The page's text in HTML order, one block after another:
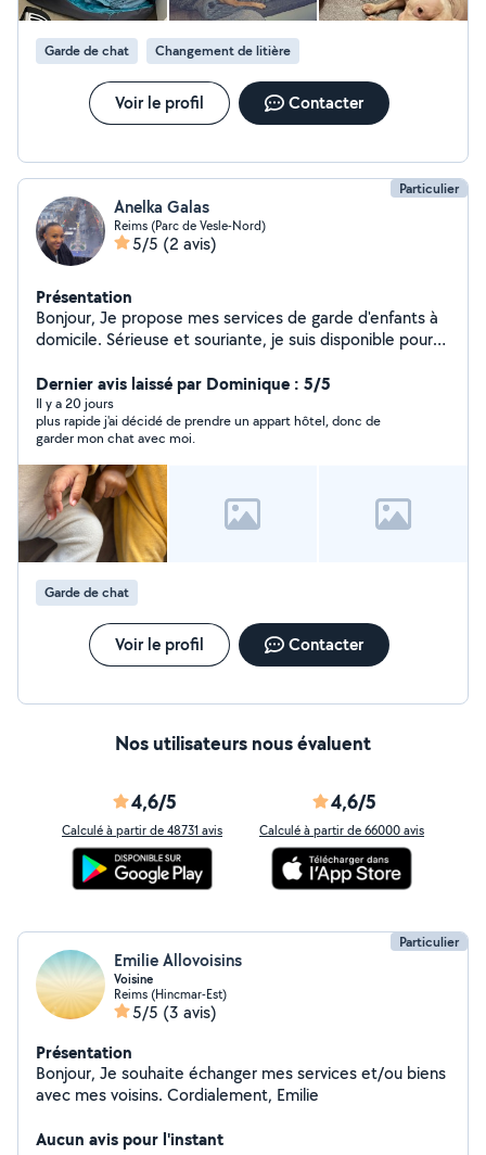
Garde de chat Changement de litière
Voir le profil Contacter
Particulier
Anelka Galas
Reims (Parc de Vesle-Nord)
5/5 (2 avis)
Présentation
Bonjour, Je propose mes services de garde d'enfants à
domicile. Sérieuse et souriante, je suis disponible pour
Auxiliaire de puériculture N'hésitez pas à me contacter
Dernier avis laissé par Dominique : 5/5
Il y a 20 jours
plus rapide j'ai décidé de prendre un appart hôtel, donc de
garder mon chat avec moi.
Garde de chat
Voir le profil Contacter
Nos utilisateurs nous évaluent
4,6/5
Calculé à partir de 48731 avis
4,6/5
Calculé à partir de 66000 avis
Particulier
Emilie Allovoisins
Voisine
Reims (Hincmar-Est)
5/5 (3 avis)
Présentation
Bonjour, Je souhaite échanger mes services et/ou biens
avec mes voisins. Cordialement, Emilie
Aucun avis pour l'instant